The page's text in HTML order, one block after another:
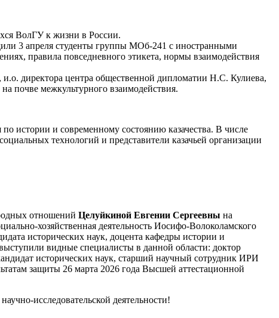
ВолГУ к жизни в России.
3 апреля студенты группы МОб-241 с иностранными
правила повседневного этикета, нормы взаимодействия
директора центра общественной дипломатии Н.С. Кулиева,
почве межкультурного взаимодействия.
по истории и современному состоянию казачества. В числе
технологий и представители казачьей организации
отношений Целуйкиной Евгении Сергеевны на
хозяйственная деятельность Иосифо-Волоколамского
исторических наук, доцента кафедры истории и
видные специалисты в данной области: доктор
исторических наук, старший научный сотрудник ИРИ
защиты 26 марта 2026 года Высшей аттестационной
исследовательской деятельности!